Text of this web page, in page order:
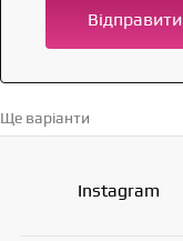
Відправити
Ще варіанти
Instagram